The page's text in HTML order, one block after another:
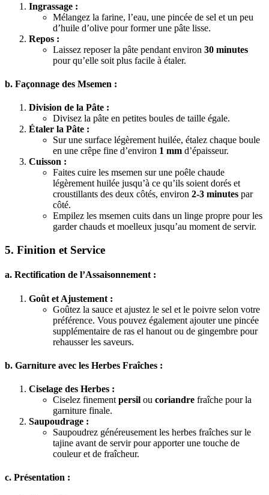
Ingrassage :
Mélangez la farine, l’eau, une pincée de sel et un peu
d’huile d’olive pour former une pâte lisse.
Repos :
Laissez reposer la pâte pendant environ 30 minutes
pour qu’elle soit plus facile à étaler.
b. Façonnage des Msemen :
Division de la Pâte :
Divisez la pâte en petites boules de taille égale.
Étaler la Pâte :
Sur une surface légèrement huilée, étalez chaque boule
en une crêpe fine d’environ 1 mm d’épaisseur.
Cuisson :
Faites cuire les msemen sur une poêle chaude
légèrement huilée jusqu’à ce qu’ils soient dorés et
croustillants des deux côtés, environ 2-3 minutes par
côté.
Empilez les msemen cuits dans un linge propre pour les
garder chauds et moelleux jusqu’au moment de servir.
5. Finition et Service
a. Rectification de l’Assaisonnement :
Goût et Ajustement :
Goûtez la sauce et ajustez le sel et le poivre selon votre
préférence. Vous pouvez également ajouter une pincée
supplémentaire de ras el hanout ou de gingembre pour
rehausser les saveurs.
b. Garniture avec les Herbes Fraîches :
Ciselage des Herbes :
Ciselez finement persil ou coriandre fraîche pour la
garniture finale.
Saupoudrage :
Saupoudrez généreusement les herbes fraîches sur le
tajine avant de servir pour apporter une touche de
couleur et de fraîcheur.
c. Présentation :